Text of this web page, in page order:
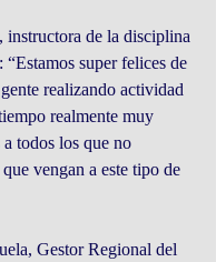
instructora de la disciplina
super felices de
realizando actividad
realmente muy
todos los que no
vengan a este tipo de
Gestor Regional del